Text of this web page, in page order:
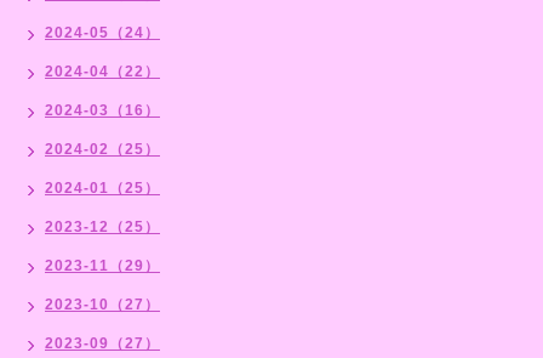
2024-05（24）
2024-04（22）
2024-03（16）
2024-02（25）
2024-01（25）
2023-12（25）
2023-11（29）
2023-10（27）
2023-09（27）